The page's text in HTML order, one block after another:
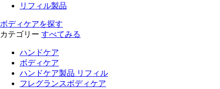
リフィル製品
ボディケアを探す
カテゴリー すべてみる
ハンドケア
ボディケア
ハンドケア製品 リフィル
フレグランスボディケア